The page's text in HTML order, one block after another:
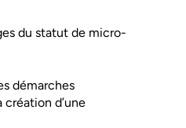
du statut de micro-
démarches
d’une